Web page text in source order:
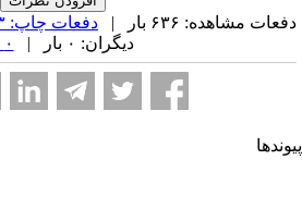
مشاهده: ۶۳۶ بار | دفعات چاپ: ۱۱۳ بار
دیگران: ۰ بار |